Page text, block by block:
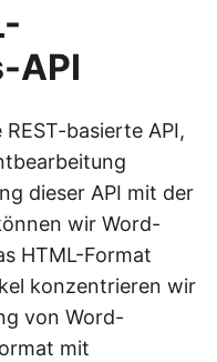
API
REST-basierte API,
dieser API mit der
wir Word-
HTML-Format
konzentrieren wir
von Word-
mit